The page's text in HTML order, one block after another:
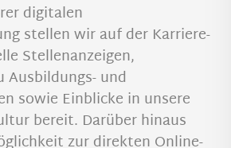
digitalen
stellen wir auf der Karriere-
Stellenanzeigen,
und
sowie Einblicke in unsere
bereit. Darüber hinaus